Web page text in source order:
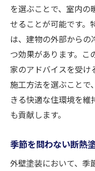
を選ぶことで、室内の
せることが可能です。
は、建物の外部から
つ効果があります。こ
家のアドバイスを受け
施工方法を選ぶことで
きる快適な住環境を
も貢献します。
季節を問わない断熱
外壁塗装において、季